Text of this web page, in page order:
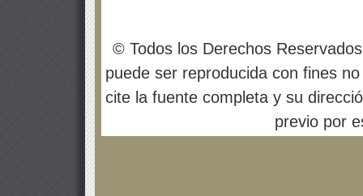
© Todos los Derechos
puede ser reproducida con fines
cite la fuente completa y su
previo por